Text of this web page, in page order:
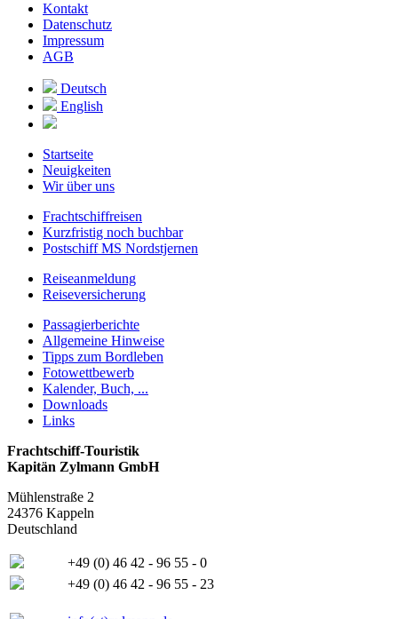
Kontakt
Datenschutz
Impressum
AGB
Deutsch
English
Startseite
Neuigkeiten
Wir über uns
Frachtschiffreisen
Kurzfristig noch buchbar
Postschiff MS Nordstjernen
Reiseanmeldung
Reiseversicherung
Passagierberichte
Allgemeine Hinweise
Tipps zum Bordleben
Fotowettbewerb
Kalender, Buch, ...
Downloads
Links
Frachtschiff-Touristik
Kapitän Zylmann GmbH
Mühlenstraße 2
24376 Kappeln
Deutschland
+49 (0) 46 42 - 96 55 - 0
+49 (0) 46 42 - 96 55 - 23